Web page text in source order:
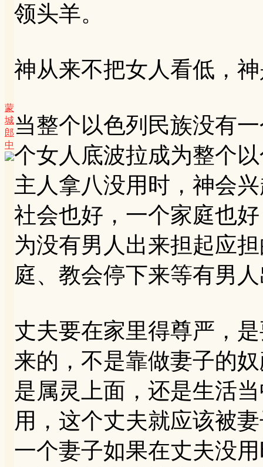
蒙
城
郎
中
领头羊。
神从来不把女人看低，
当整个以色列民族没有
个女人底波拉成为整个
主人拿八没用时，神会
社会也好，一个家庭也
为没有男人出来担起应
庭、教会停下来等有男
丈夫要在家里得尊严，
来的，不是靠做妻子的
是属灵上面，还是生活
用，这个丈夫就应该被
一个妻子如果在丈夫没